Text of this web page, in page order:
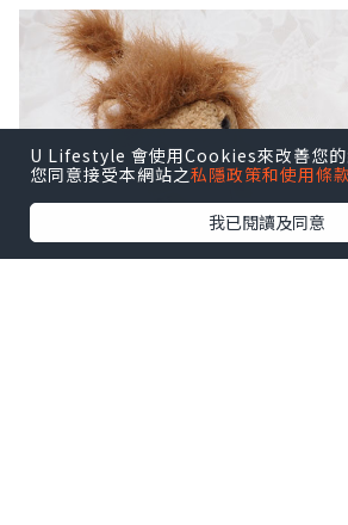
U Lifestyle 會使用Cookies來改善您的
您同意接受本網站之私隱政策和使用條
我已閱讀及同意